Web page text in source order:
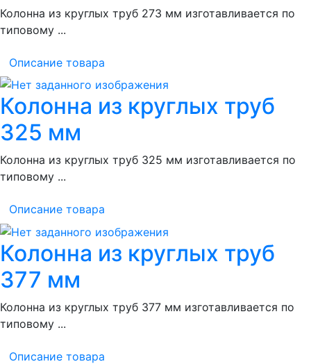
Колонна из круглых труб 273 мм изготавливается по
типовому ...
Описание товара
Колонна из круглых труб
325 мм
Колонна из круглых труб 325 мм изготавливается по
типовому ...
Описание товара
Колонна из круглых труб
377 мм
Колонна из круглых труб 377 мм изготавливается по
типовому ...
Описание товара